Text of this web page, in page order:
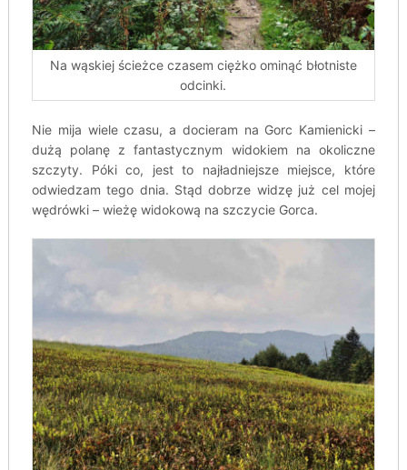
Na wąskiej ścieżce czasem ciężko ominąć błotniste
odcinki.
Nie mija wiele czasu, a docieram na Gorc Kamienicki –
dużą polanę z fantastycznym widokiem na okoliczne
szczyty. Póki co, jest to najładniejsze miejsce, które
odwiedzam tego dnia. Stąd dobrze widzę już cel mojej
wędrówki – wieżę widokową na szczycie Gorca.